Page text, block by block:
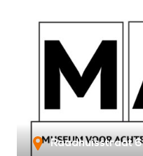
Raadhuisstraat 6